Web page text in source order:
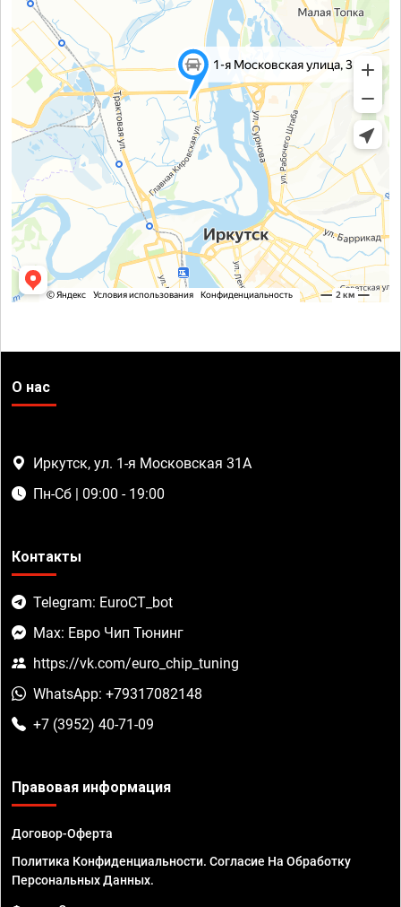
О нас
Иркутск, ул. 1-я Московская 31А
Пн-Сб | 09:00 - 19:00
Контакты
Telegram: EuroCT_bot
Max: Евро Чип Тюнинг
https://vk.com/euro_chip_tuning
WhatsApp: +79317082148
+7 (3952) 40-71-09
Правовая информация
Договор-Оферта
Политика Конфиденциальности. Согласие На Обработку
Персональных Данных.